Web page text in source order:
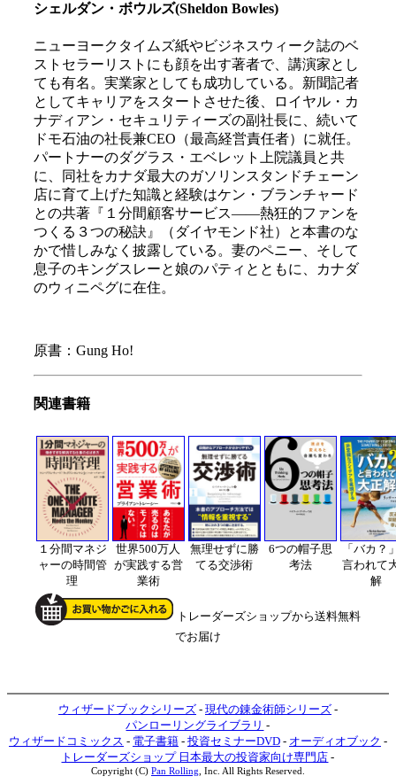
シェルダン・ボウルズ(Sheldon Bowles)
ニューヨークタイムズ紙やビジネスウィーク誌のベ
ストセラーリストにも顔を出す著者で、講演家とし
ても有名。実業家としても成功している。新聞記者
としてキャリアをスタートさせた後、ロイヤル・カ
ナディアン・セキュリティーズの副社長に、続いて
ドモ石油の社長兼CEO（最高経営責任者）に就任。
パートナーのダグラス・エベレット上院議員と共
に、同社をカナダ最大のガソリンスタンドチェーン
店に育て上げた知識と経験はケン・ブランチャード
との共著『１分間顧客サービス――熱狂的ファンを
つくる３つの秘訣』（ダイヤモンド社）と本書のな
かで惜しみなく披露している。妻のペニー、そして
息子のキングスレーと娘のパティとともに、カナダ
のウィニペグに在住。
原書：Gung Ho!
関連書籍
１分間マネジ
ャーの時間管
理
世界500万人
が実践する営
業術
無理せずに勝
てる交渉術
6つの帽子思
考法
「バカ？
言われて
解
トレーダーズショップから送料無料
でお届け
ウィザードブックシリーズ - 現代の錬金術師シリーズ -
パンローリングライブラリ -
ウィザードコミックス - 電子書籍 - 投資セミナーDVD - オーディオブック -
トレーダーズショップ 日本最大の投資家向け専門店 -
Copyright (C) Pan Rolling , Inc. All Rights Reserved.